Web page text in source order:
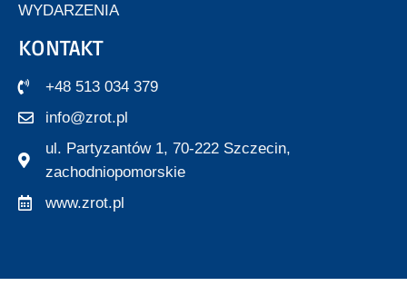
WYDARZENIA
KONTAKT
+48 513 034 379
info@zrot.pl
ul. Partyzantów 1, 70-222 Szczecin,
zachodniopomorskie
www.zrot.pl